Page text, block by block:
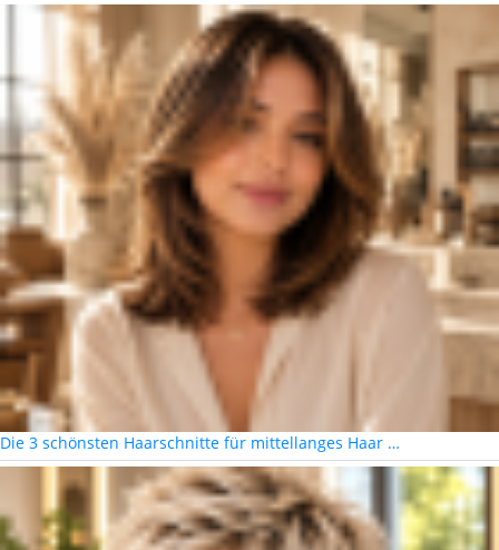
Die 3 schönsten Haarschnitte für mittellanges Haar …